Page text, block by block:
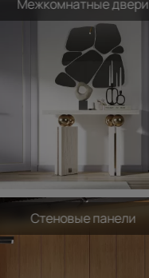
Межкомнатные двери
Стеновые панели